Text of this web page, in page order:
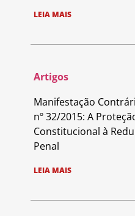
LEIA MAIS
Artigos
Manifestação
nº 32/2015: A
Constitucional à
Penal
LEIA MAIS